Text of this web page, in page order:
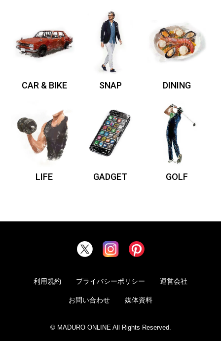
CAR & BIKE SNAP DINING
LIFE GADGET GOLF
利用規約 プライバシーポリシー 運営会社
お問い合わせ 媒体資料
© MADURO ONLINE All Rights Reserved.